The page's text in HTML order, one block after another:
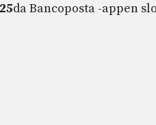
da Bancoposta -appen